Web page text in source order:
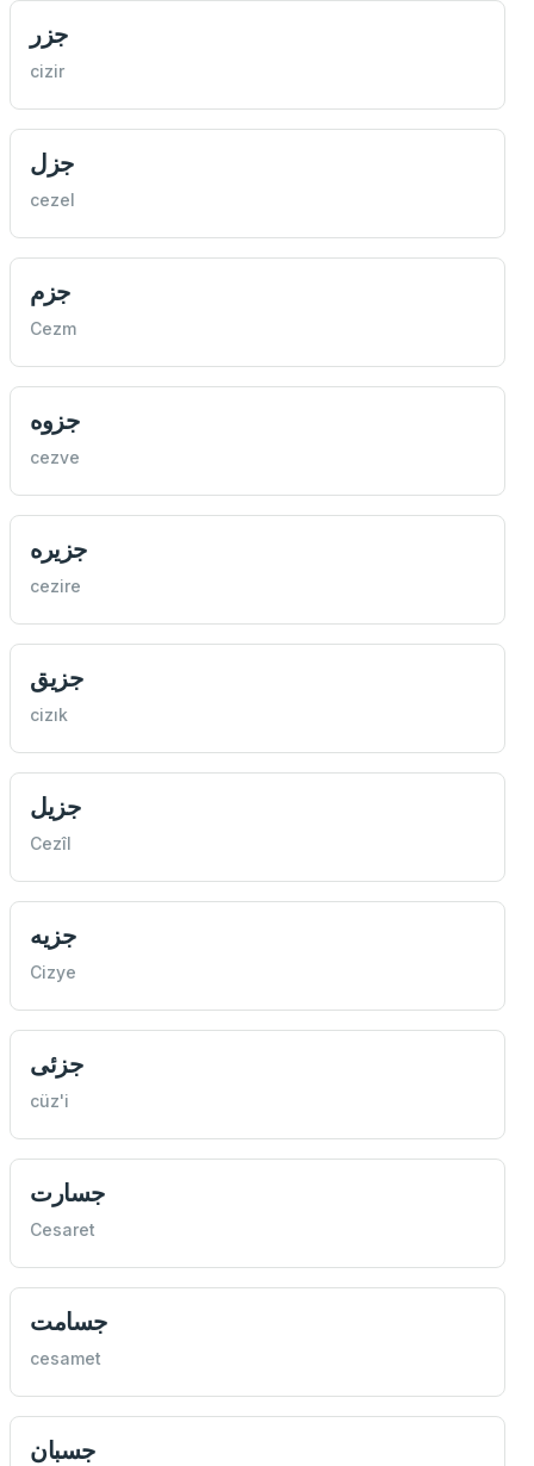
جزر
cizir
جزل
cezel
جزم
Cezm
جزوه
cezve
جزیره
cezire
جزیق
cizık
جزیل
Cezîl
جزيه
Cizye
جزئی
cüz'i
جسارت
Cesaret
جسامت
cesamet
جسبان